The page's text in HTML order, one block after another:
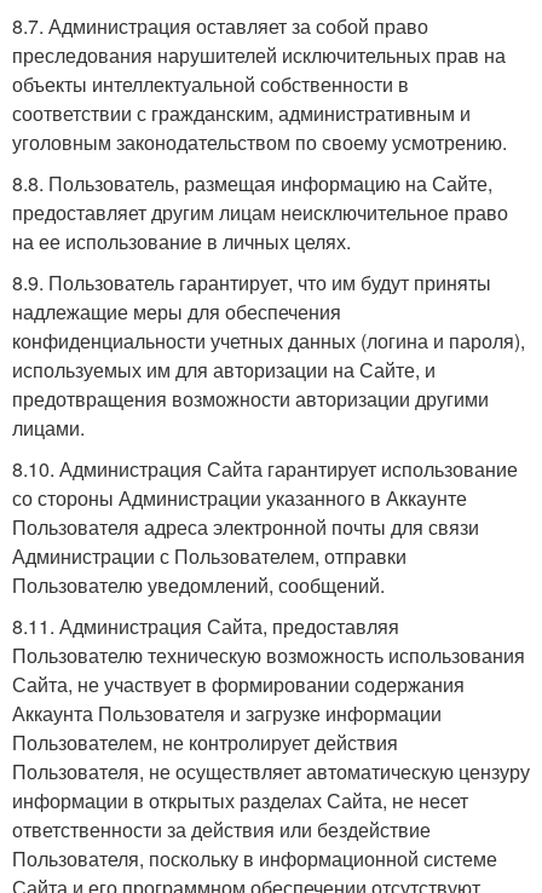
8.7. Администрация оставляет за собой право
преследования нарушителей исключительных прав на
объекты интеллектуальной собственности в
соответствии с гражданским, административным и
уголовным законодательством по своему усмотрению.
8.8. Пользователь, размещая информацию на Сайте,
предоставляет другим лицам неисключительное право
на ее использование в личных целях.
8.9. Пользователь гарантирует, что им будут приняты
надлежащие меры для обеспечения
конфиденциальности учетных данных (логина и пароля),
используемых им для авторизации на Сайте, и
предотвращения возможности авторизации другими
лицами.
8.10. Администрация Сайта гарантирует использование
со стороны Администрации указанного в Аккаунте
Пользователя адреса электронной почты для связи
Администрации с Пользователем, отправки
Пользователю уведомлений, сообщений.
8.11. Администрация Сайта, предоставляя
Пользователю техническую возможность использования
Сайта, не участвует в формировании содержания
Аккаунта Пользователя и загрузке информации
Пользователем, не контролирует действия
Пользователя, не осуществляет автоматическую цензуру
информации в открытых разделах Сайта, не несет
ответственности за действия или бездействие
Пользователя, поскольку в информационной системе